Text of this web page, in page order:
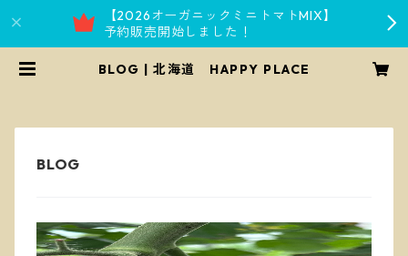
【2026オーガニックミニトマトMIX】
予約販売開始しました！
BLOG | 北海道 HAPPY PLACE